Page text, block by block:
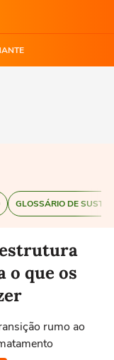
GLOSSÁRIO DE
estrutura
o que os
rumo ao